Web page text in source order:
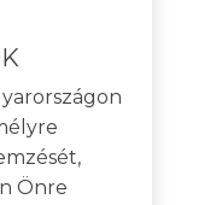
Önre